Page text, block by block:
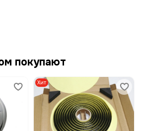
покупают
Хит